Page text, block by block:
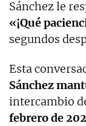
Sánchez le
«¡Qué
segundos
Esta
Sánchez
intercambio
febrero de